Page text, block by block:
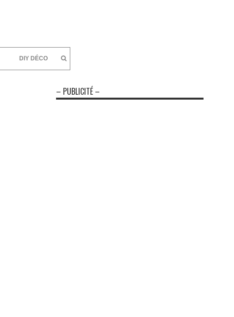
DIY DÉCO
– PUBLICITÉ –